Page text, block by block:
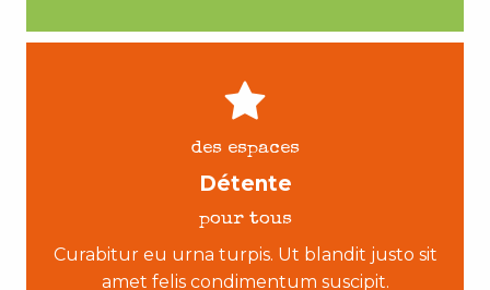
des espaces
Détente
pour tous
Curabitur eu urna turpis. Ut blandit justo sit
amet felis condimentum suscipit.